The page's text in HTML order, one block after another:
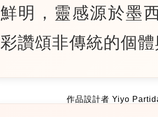
鮮明，靈感源於墨
彩讚頌非傳統的個
作品設計者 Yiyo